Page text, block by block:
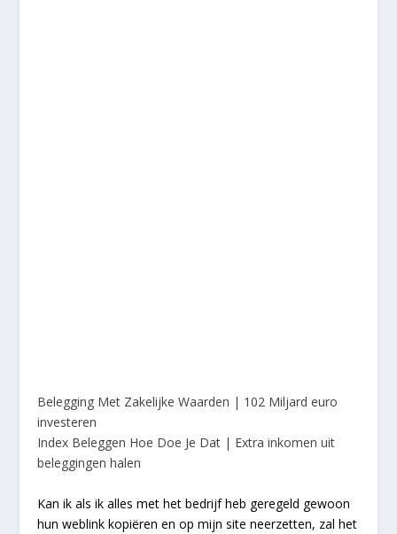
Belegging Met Zakelijke Waarden | 102 Miljard euro
investeren
Index Beleggen Hoe Doe Je Dat | Extra inkomen uit
beleggingen halen
Kan ik als ik alles met het bedrijf heb geregeld gewoon
hun weblink kopiëren en op mijn site neerzetten, zal het